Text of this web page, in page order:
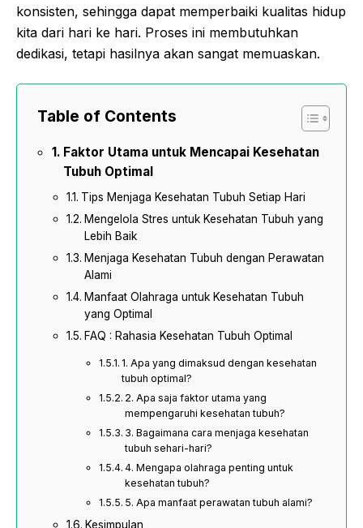
konsisten, sehingga dapat memperbaiki kualitas hidup
kita dari hari ke hari. Proses ini membutuhkan
dedikasi, tetapi hasilnya akan sangat memuaskan.
Table of Contents
Faktor Utama untuk Mencapai Kesehatan
Tubuh Optimal
Tips Menjaga Kesehatan Tubuh Setiap Hari
Mengelola Stres untuk Kesehatan Tubuh yang
Lebih Baik
Menjaga Kesehatan Tubuh dengan Perawatan
Alami
Manfaat Olahraga untuk Kesehatan Tubuh
yang Optimal
FAQ : Rahasia Kesehatan Tubuh Optimal
1. Apa yang dimaksud dengan kesehatan
tubuh optimal?
2. Apa saja faktor utama yang
mempengaruhi kesehatan tubuh?
3. Bagaimana cara menjaga kesehatan
tubuh sehari-hari?
4. Mengapa olahraga penting untuk
kesehatan tubuh?
5. Apa manfaat perawatan tubuh alami?
Kesimpulan